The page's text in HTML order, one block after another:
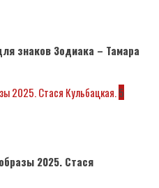
знаков Зодиака – Тамара
2025. Стася Кульбацкая.5
2025. Стася